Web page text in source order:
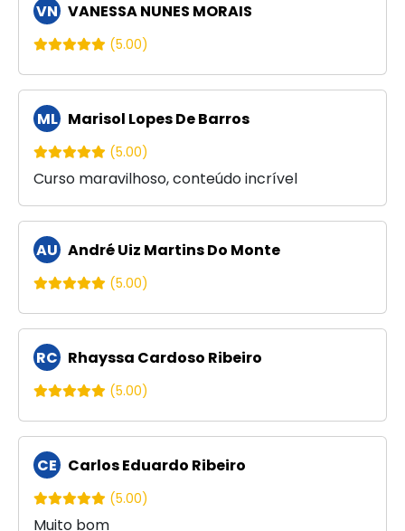
VN VANESSA NUNES MORAIS
(5.00)
ML Marisol Lopes De Barros
(5.00)
Curso maravilhoso, conteúdo incrível
AU André Uiz Martins Do Monte
(5.00)
RC Rhayssa Cardoso Ribeiro
(5.00)
CE Carlos Eduardo Ribeiro
(5.00)
Muito bom